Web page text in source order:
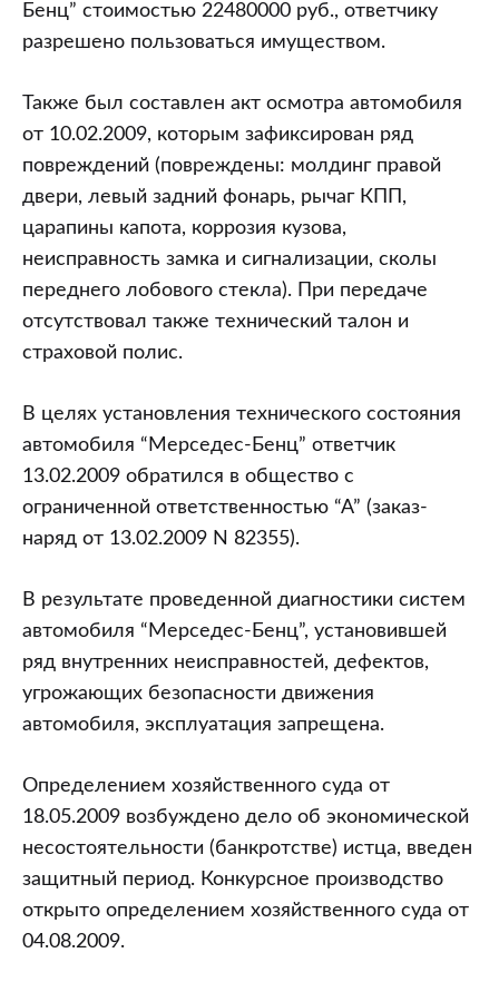
Бенц” стоимостью 22480000 руб., ответчику
разрешено пользоваться имуществом.
Также был составлен акт осмотра автомобиля
от 10.02.2009, которым зафиксирован ряд
повреждений (повреждены: молдинг правой
двери, левый задний фонарь, рычаг КПП,
царапины капота, коррозия кузова,
неисправность замка и сигнализации, сколы
переднего лобового стекла). При передаче
отсутствовал также технический талон и
страховой полис.
В целях установления технического состояния
автомобиля “Мерседес-Бенц” ответчик
13.02.2009 обратился в общество с
ограниченной ответственностью “А” (заказ-
наряд от 13.02.2009 N 82355).
В результате проведенной диагностики систем
автомобиля “Мерседес-Бенц”, установившей
ряд внутренних неисправностей, дефектов,
угрожающих безопасности движения
автомобиля, эксплуатация запрещена.
Определением хозяйственного суда от
18.05.2009 возбуждено дело об экономической
несостоятельности (банкротстве) истца, введен
защитный период. Конкурсное производство
открыто определением хозяйственного суда от
04.08.2009.